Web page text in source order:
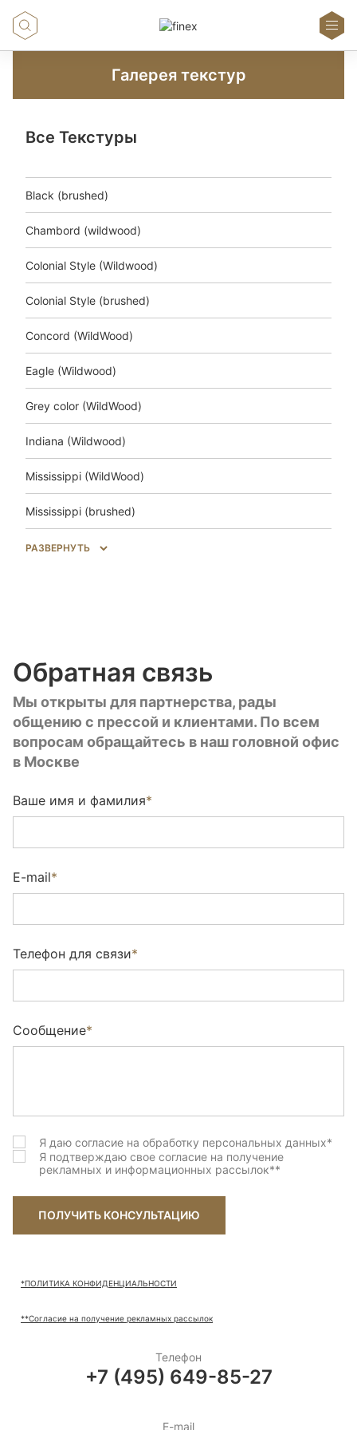
Галерея текстур
Все Текстуры
Black (brushed)
Chambord (wildwood)
Colonial Style (Wildwood)
Colonial Style (brushed)
Concord (WildWood)
Eagle (Wildwood)
Grey color (WildWood)
Indiana (Wildwood)
Mississippi (WildWood)
Mississippi (brushed)
Salem (WildWood)
Unfinished look Uni (brushed)
Utah (Wildwood)
Wharton (Wildwood)
Бруклин (Brushed)
Виксбург (brushed)
Вилетта Натура (brushed)
Гентл (brushed)
Дав грей (Brushed)
Денвер (Wildwood)
Зимняя сказка (sanded)
Канна (brushed)
Карлайл New (brushed)
Маллоу (Wildwood)
РАЗВЕРНУТЬ
Обратная связь
Мы открыты для партнерства, рады
общению с прессой и клиентами. По всем
вопросам обращайтесь в наш головной офис
в Москве
Ваше имя и фамилия*
E-mail*
Телефон для связи*
Сообщение*
Я даю согласие на обработку персональных данных*
Я подтверждаю свое согласие на получение
рекламных и информационных рассылок**
ПОЛУЧИТЬ КОНСУЛЬТАЦИЮ
*ПОЛИТИКА КОНФИДЕНЦИАЛЬНОСТИ
**Согласие на получение рекламных рассылок
Телефон
+7 (495) 649-85-27
E-mail